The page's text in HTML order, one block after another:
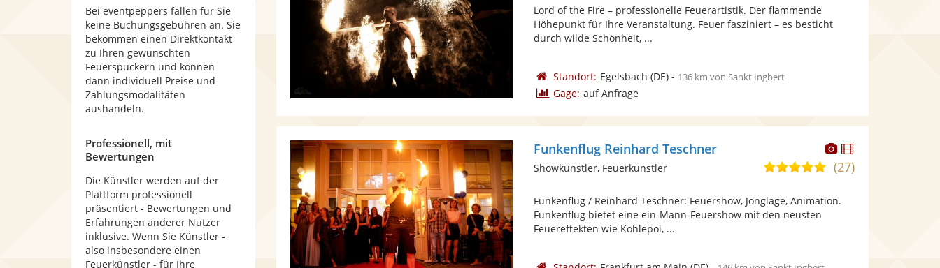
Sternen
Lord of the Fire – professionelle Feuerartistik. Der flammende
Höhepunkt für Ihre Veranstaltung. Feuer fasziniert – es besticht
durch wilde Schönheit, ...
Standort: Egelsbach (DE)- 136 km von Sankt Ingbert
Gage: auf Anfrage
Dieser
Künstler
stellt
bereit.
Dieser
Künstler
Funkenflug Reinhard Teschner
4,9
5
(27)
Showkünstler, Feuerkünstler
Funkenflug / Reinhard Teschner: Feuershow, Jonglage, Animation.
Funkenflug bietet eine ein-Mann-Feuershow mit den neusten
Feuereffekten wie Kohlepoi, ...
Bei eventpeppers fallen für Sie
keine Buchungsgebühren an. Sie
bekommen einen Direktkontakt
zu Ihren gewünschten
Feuerspuckern und können
dann individuell Preise und
Zahlungsmodalitäten
aushandeln.
Professionell, mit
Bewertungen
Die Künstler werden auf der
Plattform professionell
präsentiert - Bewertungen und
Erfahrungen anderer Nutzer
inklusive. Wenn Sie Künstler -
also insbesondere einen
Feuerkünstler - für Ihre